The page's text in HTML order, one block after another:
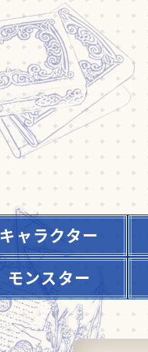
キャラクター
モンスター